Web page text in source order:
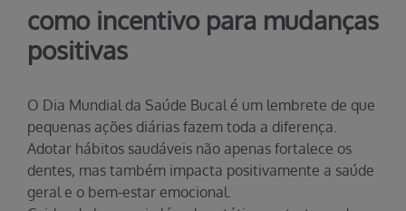
como incentivo para mudanças
positivas
O Dia Mundial da Saúde Bucal é um lembrete de que
pequenas ações diárias fazem toda a diferença.
Adotar hábitos saudáveis não apenas fortalece os
dentes, mas também impacta positivamente a saúde
geral e o bem-estar emocional.